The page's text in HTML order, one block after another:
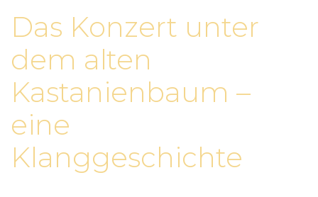
Das Konzert unter
dem alten
Kastanienbaum –
eine
Klanggeschichte